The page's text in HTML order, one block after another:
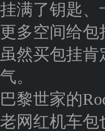
挂满了钥匙、
更多空间给包
虽然买包挂
气。
巴黎世家的
老网红机车包